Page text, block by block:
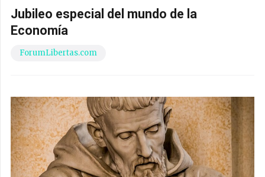
Jubileo especial del mundo de la
Economía
ForumLibertas.com